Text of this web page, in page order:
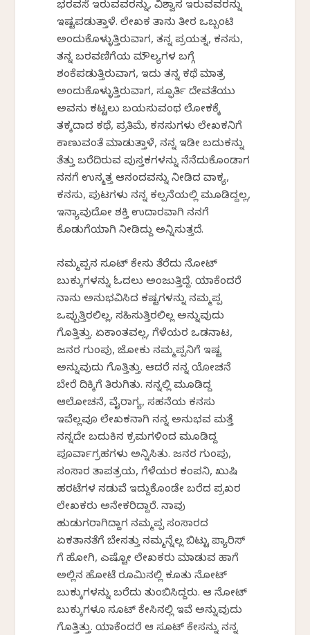
ಭರವಸೆ ಇರುವವರನ್ನು, ವಿಶ್ವಾಸ ಇರುವವರನ್ನು
ಇಷ್ಟಪಡುತ್ತಾಳೆ. ಲೇಖಕ ತಾನು ತೀರ ಒಬ್ಬಂಟಿ
ಅಂದುಕೊಳ್ಳುತ್ತಿರುವಾಗ, ತನ್ನ ಪ್ರಯತ್ನ, ಕನಸು,
ತನ್ನ ಬರವಣಿಗೆಯ ಮೌಲ್ಯಗಳ ಬಗ್ಗೆ
ಶಂಕೆಪಡುತ್ತಿರುವಾಗ, ಇದು ತನ್ನ ಕಥೆ ಮಾತ್ರ
ಅಂದುಕೊಳ್ಳುತ್ತಿರುವಾಗ, ಸ್ಫೂರ್ತಿ ದೇವತೆಯು
ಅವನು ಕಟ್ಟಲು ಬಯಸುವಂಥ ಲೋಕಕ್ಕೆ
ತಕ್ಕದಾದ ಕಥೆ, ಪ್ರತಿಮೆ, ಕನಸುಗಳು ಲೇಖಕನಿಗೆ
ಕಾಣುವಂತೆ ಮಾಡುತ್ತಾಳೆ, ನನ್ನ ಇಡೀ ಬದುಕನ್ನು
ತೆತ್ತು ಬರೆದಿರುವ ಪುಸ್ತಕಗಳನ್ನು ನೆನೆದುಕೊಂಡಾಗ
ನನಗೆ ಉನ್ಮತ್ತ ಆನಂದವನ್ನು ನೀಡಿದ ವಾಕ್ಯ,
ಕನಸು, ಪುಟಗಳು ನನ್ನ ಕಲ್ಪನೆಯಲ್ಲಿ ಮೂಡಿದ್ದಲ್ಲ,
ಇನ್ಯಾವುದೋ ಶಕ್ತಿ ಉದಾರವಾಗಿ ನನಗೆ
ಕೊಡುಗೆಯಾಗಿ ನೀಡಿದ್ದು ಅನ್ನಿಸುತ್ತದೆ.
ನಮ್ಮಪ್ಪನ ಸೂಟ್ ಕೇಸು ತೆರೆದು ನೋಟ್
ಬುಕ್ಕುಗಳನ್ನು ಓದಲು ಅಂಜುತ್ತಿದ್ದೆ. ಯಾಕೆಂದರೆ
ನಾನು ಅನುಭವಿಸಿದ ಕಷ್ಟಗಳನ್ನು ನಮ್ಮಪ್ಪ
ಒಪ್ಪುತ್ತಿರಲಿಲ್ಲ, ಸಹಿಸುತ್ತಿರಲಿಲ್ಲ ಅನ್ನುವುದು
ಗೊತ್ತಿತ್ತು. ಏಕಾಂತವಲ್ಲ, ಗೆಳೆಯರ ಒಡನಾಟ,
ಜನರ ಗುಂಪು, ಜೋಕು ನಮ್ಮಪ್ಪನಿಗೆ ಇಷ್ಟ
ಅನ್ನುವುದು ಗೊತ್ತಿತ್ತು. ಆದರೆ ನನ್ನ ಯೋಚನೆ
ಬೇರೆ ದಿಕ್ಕಿಗೆ ತಿರುಗಿತು. ನನ್ನಲ್ಲಿ ಮೂಡಿದ್ದ
ಆಲೋಚನೆ, ವೈರಾಗ್ಯ, ಸಹನೆಯ ಕನಸು
ಇವೆಲ್ಲವೂ ಲೇಖಕನಾಗಿ ನನ್ನ ಅನುಭವ ಮತ್ತೆ
ನನ್ನದೇ ಬದುಕಿನ ಕ್ರಮಗಳಿಂದ ಮೂಡಿದ್ದ
ಪೂರ್ವಾಗ್ರಹಗಳು ಅನ್ನಿಸಿತು. ಜನರ ಗುಂಪು,
ಸಂಸಾರ ತಾಪತ್ರಯ, ಗೆಳೆಯರ ಕಂಪನಿ, ಖುಷಿ
ಹರಟೆಗಳ ನಡುವೆ ಇದ್ದುಕೊಂಡೇ ಬರೆದ ಪ್ರಖರ
ಲೇಖಕರು ಅನೇಕರಿದ್ದಾರೆ. ನಾವು
ಹುಡುಗರಾಗಿದ್ದಾಗ ನಮ್ಮಪ್ಪ ಸಂಸಾರದ
ಏಕತಾನತೆಗೆ ಬೇಸತ್ತು ನಮ್ಮನ್ನೆಲ್ಲ ಬಿಟ್ಟು ಪ್ಯಾರಿಸ್
ಗೆ ಹೋಗಿ, ಎಷ್ಟೋ ಲೇಖಕರು ಮಾಡುವ ಹಾಗೆ
ಅಲ್ಲಿನ ಹೋಟೆಲ್ ರೂಮಿನಲ್ಲಿ ಕೂತು ನೋಟ್
ಬುಕ್ಕುಗಳನ್ನು ಬರೆದು ತುಂಬಿಸಿದ್ದರು. ಆ ನೋಟ್
ಬುಕ್ಕುಗಳೂ ಸೂಟ್ ಕೇಸಿನಲ್ಲಿ ಇವೆ ಅನ್ನುವುದು
ಗೊತ್ತಿತ್ತು. ಯಾಕೆಂದರೆ ಆ ಸೂಟ್ ಕೇಸನ್ನು ನನ್ನ